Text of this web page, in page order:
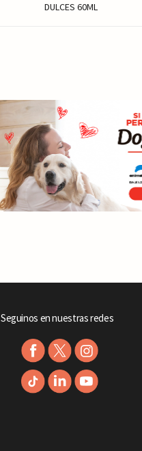
DULCES 60ML
Seguinos en nuestras redes